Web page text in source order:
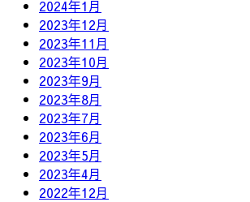
2024年1月
2023年12月
2023年11月
2023年10月
2023年9月
2023年8月
2023年7月
2023年6月
2023年5月
2023年4月
2022年12月